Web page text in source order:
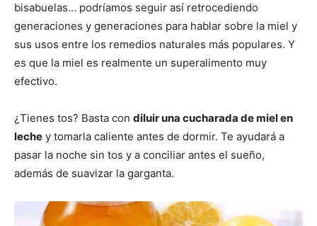
bisabuelas… podríamos seguir así retrocediendo
generaciones y generaciones para hablar sobre la miel y
sus usos entre los remedios naturales más populares. Y
es que la miel es realmente un superalimento muy
efectivo.
¿Tienes tos? Basta con diluir una cucharada de miel en
leche y tomarla caliente antes de dormir. Te ayudará a
pasar la noche sin tos y a conciliar antes el sueño,
además de suavizar la garganta.